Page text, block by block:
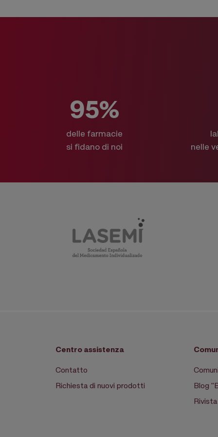
95%
delle farmacie
si fidano di noi
nelle
Centro assistenza
Contatto
Richiesta di nuovi prodotti
Blog